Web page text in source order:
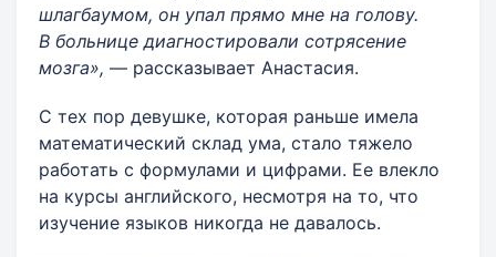
шлагбаумом, он упал прямо мне на голову.
В больнице диагностировали сотрясение
мозга», — рассказывает Анастасия.
С тех пор девушке, которая раньше имела
математический склад ума, стало тяжело
работать с формулами и цифрами. Ее влекло
на курсы английского, несмотря на то, что
изучение языков никогда не давалось.